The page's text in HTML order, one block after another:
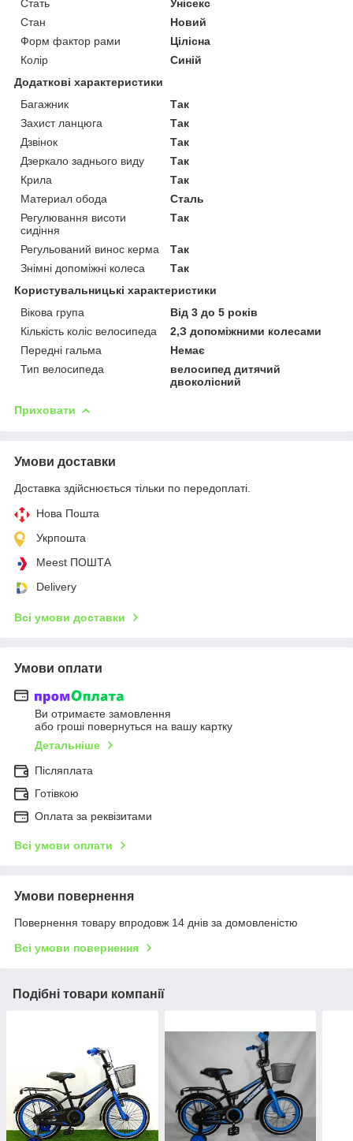
Стать
Унісекс
Стан
Новий
Форм фактор рами
Цілісна
Колір
Синій
Додаткові характеристики
Багажник
Так
Захист ланцюга
Так
Дзвінок
Так
Дзеркало заднього виду
Так
Крила
Так
Материал обода
Сталь
Регулювання висоти
сидіння
Так
Регульований винос керма
Так
Знімні допоміжні колеса
Так
Користувальницькі характеристики
Вікова група
Від 3 до 5 років
Кількість коліс велосипеда
2,З допоміжними колесами
Передні гальма
Немає
Тип велосипеда
велосипед дитячий
двоколісний
Приховати
Умови доставки
Доставка здійснюється тільки по передоплаті.
Нова Пошта
Укрпошта
Meest ПОШТА
Delivery
Всі умови доставки
Умови оплати
Ви отримаєте замовлення
або гроші повернуться на вашу картку
Детальніше
Післяплата
Готівкою
Оплата за реквізитами
Всі умови оплати
Умови повернення
Повернення товару впродовж 14 днів за домовленістю
Всі умови повернення
Подібні товари компанії